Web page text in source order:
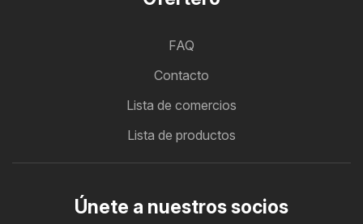
FAQ
Contacto
Lista de comercios
Lista de productos
Únete a nuestros socios